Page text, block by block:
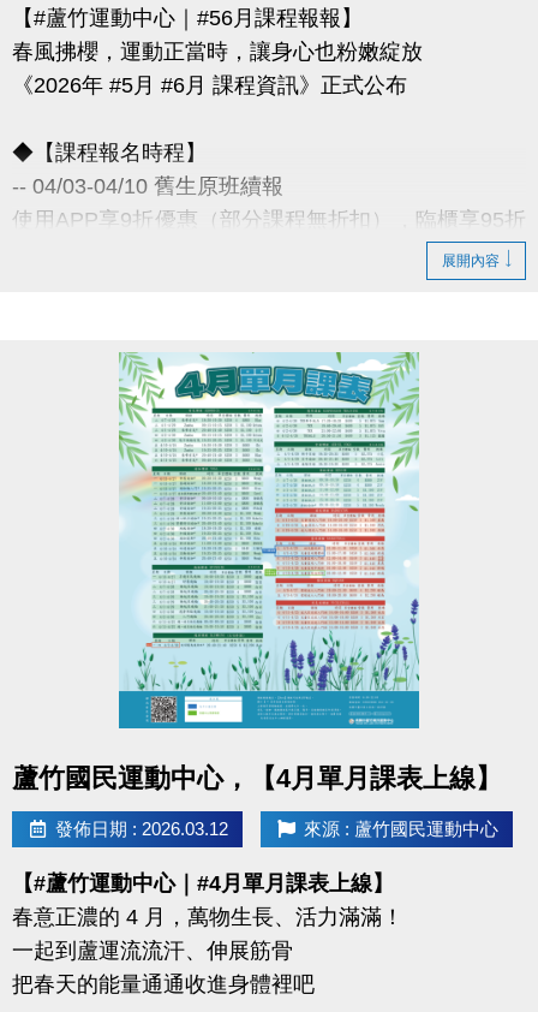
【#蘆竹運動中心｜#56月課程報報】
春風拂櫻，運動正當時，讓身心也粉嫩綻放
《2026年 #5月 #6月 課程資訊》正式公布
◆【課程報名時程】
-- 04/03-04/10 舊生原班續報
使用APP享9折優惠（部分課程無折扣），臨櫃享95折
◆【舊生定義】
報名完整3-4月期課、4月單月課程
且開班成功，無中途退費之學員
04/11-04/30 不分新舊生
APP報名享95折優惠
04/30 前 本期臨櫃報名
《 有 加碼優惠 喔 》
同一人報名三門以上 → 88折優惠
同一人報名兩門以上 → 9折優惠
連絡資訊
-洽詢專線：03-2639066 #115、116
https://www.lzsports.com.tw/zh_TW/news/pageID/1/
-FB : 桃園市蘆竹國民運動中心
-IG : @luzhusports
展開內容
蘆竹國民運動中心，【4月單月課表上線】
發佈日期 : 2026.03.12 來源 : 蘆竹國民運動中心
【#蘆竹運動中心｜#4月單月課表上線】
春意正濃的 4 月，萬物生長、活力滿滿！
一起到蘆運流流汗、伸展筋骨
把春天的能量通通收進身體裡吧